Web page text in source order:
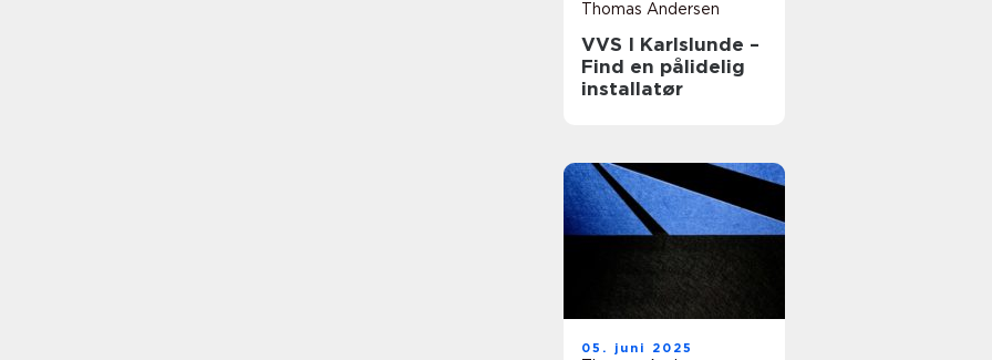
Thomas Andersen
VVS I Karlslunde –
Find en pålidelig
installatør
05. juni 2025